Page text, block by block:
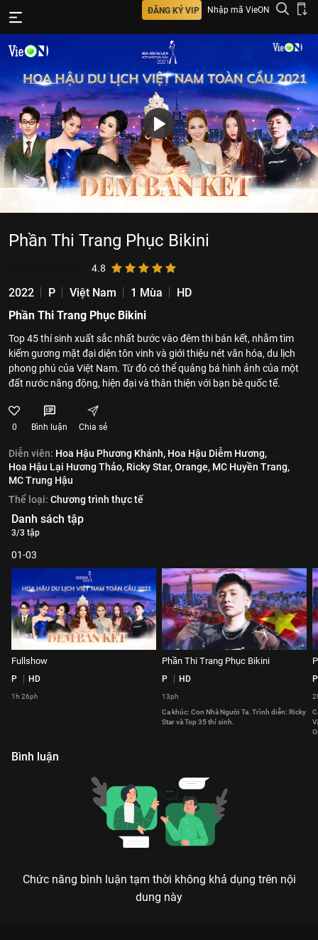
ĐĂNG KÝ VIP Nhập mã VieON
Phần Thi Trang Phục Bikini
4.8
2022 P Việt Nam 1 Mùa
HD
Phần Thi Trang Phục Bikini
Top 45 thí sinh xuất sắc nhất bước vào đêm thi bán kết, nhằm tìm
kiếm gương mặt đại diện tôn vinh và giới thiệu nét văn hóa, du lịch
phong phú của Việt Nam. Từ đó có thể quảng bá hình ảnh của một
đất nước năng động, hiện đại và thân thiện với bạn bè quốc tế.
0 Bình luận Chia sẻ
Diễn viên: Hoa Hậu Phương Khánh, Hoa Hậu Diễm Hương,
Hoa Hậu Lại Hương Thảo, Ricky Star,Orange, MC Huyền Trang,
MC Trung Hậu
Thể loại: Chương trình thực tế
Danh sách tập
3/3 tập
01-03
Fullshow
P HD
1h 26ph
Phần Thi Trang Phục Bikini
P HD
13ph
Ca khúc: Con Nhà Người Ta. Trình diễn: Ricky
Star và Top 35 thí sinh.
P
Bình luận
Chức năng bình luận tạm thời không khả dụng trên nội
dung này